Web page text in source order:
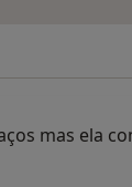
mas ela